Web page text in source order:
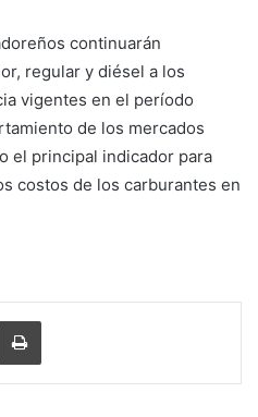
continuarán
regular y diésel a los
vigentes en el período
de los mercados
el principal indicador para
costos de los carburantes en
por correo electrónicoImprimir